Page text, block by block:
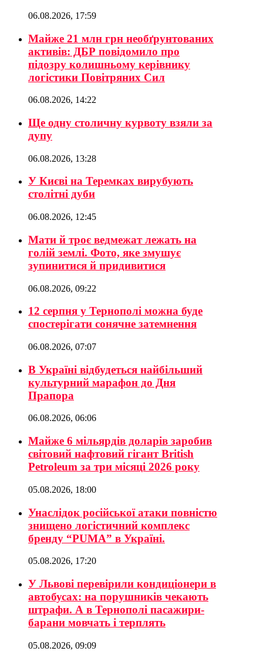
06.08.2026, 17:59
Майже 21 млн грн необґрунтованих
активів: ДБР повідомило про
підозру колишньому керівнику
логістики Повітряних Сил
06.08.2026, 14:22
Ще одну столичну курвоту взяли за
дупу
06.08.2026, 13:28
У Києві на Теремках вирубують
столітні дуби
06.08.2026, 12:45
Мати й троє ведмежат лежать на
голій землі. Фото, яке змушує
зупинитися й придивитися
06.08.2026, 09:22
12 серпня у Тернополі можна буде
спостерігати сонячне затемнення
06.08.2026, 07:07
В Україні відбудеться найбільший
культурний марафон до Дня
Прапора
06.08.2026, 06:06
Майже 6 мільярдів доларів заробив
світовий нафтовий гігант British
Petroleum за три місяці 2026 року
05.08.2026, 18:00
Унаслідок російської атаки повністю
знищено логістичний комплекс
бренду “PUMA” в Україні.
05.08.2026, 17:20
У Львові перевірили кондиціонери в
автобусах: на порушників чекають
штрафи. А в Тернополі пасажири-
барани мовчать і терплять
05.08.2026, 09:09